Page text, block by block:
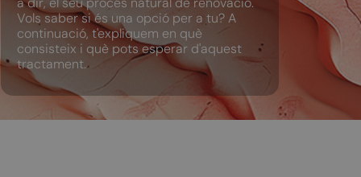
Vols saber si és una opció per a tu? A
continuació, t'expliquem en què
consisteix i què pots esperar d'aquest
tractament.